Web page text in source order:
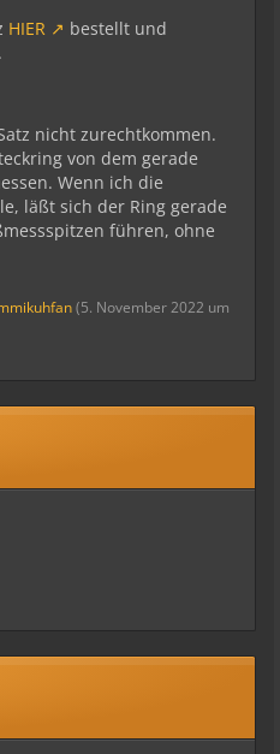
HIER
bestellt und
nicht zurechtkommen.
von dem gerade
Wenn ich die
läßt sich der Ring gerade
führen, ohne
(5. November 2022 um